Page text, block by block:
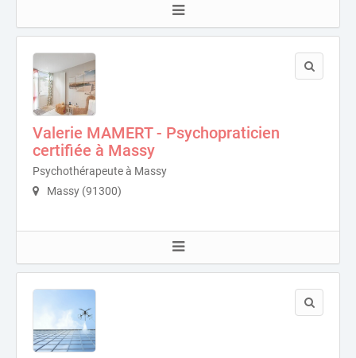
Valerie MAMERT - Psychopraticien
certifiée à Massy
Psychothérapeute à Massy
Massy (91300)